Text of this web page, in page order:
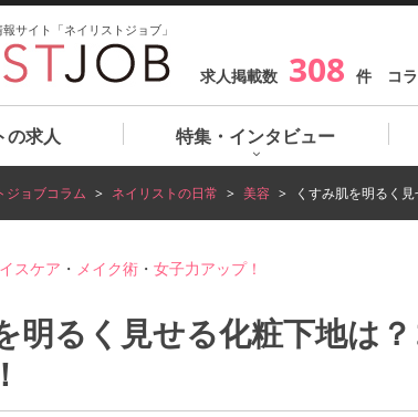
サイト「ネイリストジョブ」
求人掲載数 308 件 コラ
の求人 特集・インタビュー
ジョブコラム ネイリストの日常 美容 くすみ肌を明るく
スケア ・ メイク術 ・ 女子力アップ！
明るく見せる化粧下地は